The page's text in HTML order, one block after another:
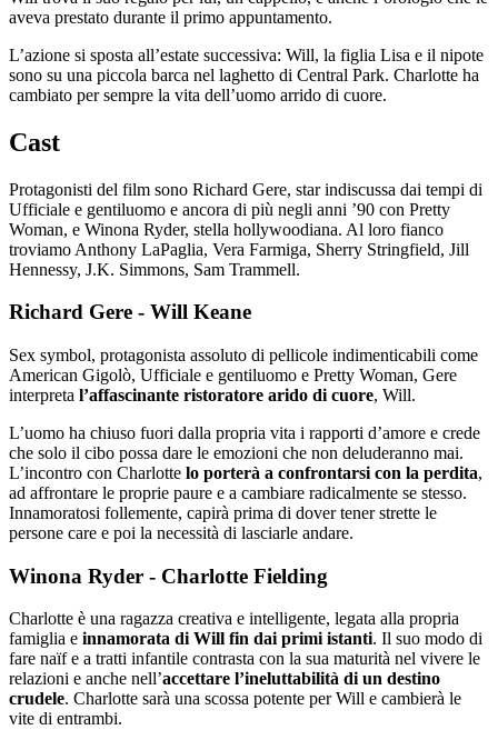
aveva prestato durante il primo appuntamento.
L’azione si sposta all’estate successiva: Will, la figlia Lisa e il nipote
sono su una piccola barca nel laghetto di Central Park. Charlotte ha
cambiato per sempre la vita dell’uomo arrido di cuore.
Cast
Protagonisti del film sono Richard Gere, star indiscussa dai tempi di
Ufficiale e gentiluomo e ancora di più negli anni ’90 con Pretty
Woman, e Winona Ryder, stella hollywoodiana. Al loro fianco
troviamo Anthony LaPaglia, Vera Farmiga, Sherry Stringfield, Jill
Hennessy, J.K. Simmons, Sam Trammell.
Richard Gere - Will Keane
Sex symbol, protagonista assoluto di pellicole indimenticabili come
American Gigolò, Ufficiale e gentiluomo e Pretty Woman, Gere
interpreta l’affascinante ristoratore arido di cuore, Will.
L’uomo ha chiuso fuori dalla propria vita i rapporti d’amore e crede
che solo il cibo possa dare le emozioni che non deluderanno mai.
L’incontro con Charlotte lo porterà a confrontarsi con la perdita,
ad affrontare le proprie paure e a cambiare radicalmente se stesso.
Innamoratosi follemente, capirà prima di dover tener strette le
persone care e poi la necessità di lasciarle andare.
Winona Ryder - Charlotte Fielding
Charlotte è una ragazza creativa e intelligente, legata alla propria
famiglia e innamorata di Will fin dai primi istanti. Il suo modo di
fare naïf e a tratti infantile contrasta con la sua maturità nel vivere le
relazioni e anche nell’accettare l’ineluttabilità di un destino
crudele. Charlotte sarà una scossa potente per Will e cambierà le
vite di entrambi.